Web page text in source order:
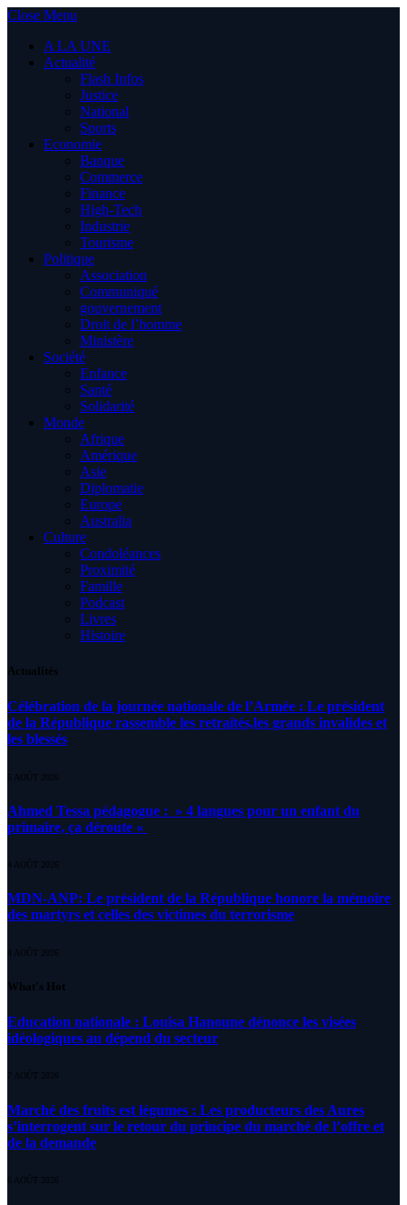
Close Menu
A LA UNE
Actualité
Flash Infos
Justice
National
Sports
Economie
Banque
Commerce
Finance
High-Tech
Industrie
Tourisme
Politique
Association
Communiqué
gouvernement
Droit de l’homme
Ministère
Société
Enfance
Santé
Solidarité
Monde
Afrique
Amérique
Asie
Diplomatie
Europe
Australia
Culture
Condoléances
Proximité
Famille
Podcast
Livres
Histoire
Actualités
Célébration de la journée nationale de l’Armée : Le président
de la République rassemble les retraités,les grands invalides et
les blessés
5 AOÛT 2026
Ahmed Tessa pédagogue : » 4 langues pour un enfant du
primaire, ça déroute «
4 AOÛT 2026
MDN-ANP: Le président de la République honore la mémoire
des martyrs et celles des victimes du terrorisme
4 AOÛT 2026
What's Hot
Education nationale : Louisa Hanoune dénonce les visées
idéologiques au dépend du secteur
7 AOÛT 2026
Marché des fruits est légumes : Les producteurs des Aures
s’interrogent sur le retour du principe du marché de l’offre et
de la demande
6 AOÛT 2026